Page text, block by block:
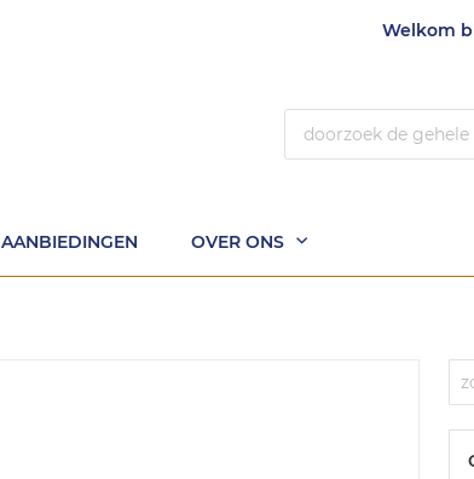
Welkom
AANBIEDINGEN OVER ONS